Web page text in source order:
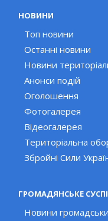
НОВИНИ
Топ новини
Останні новини
Новини
Анонси подій
Оголошення
Фотогалерея
Відеогалерея
Територіальна
Збройні Сили
ГРОМАДЯНСЬКЕ
Новини